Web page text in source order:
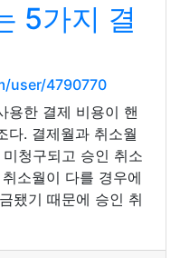
5가지 결
user/4790770
용한 결제 비용이 핸
다. 결제월과 취소월
청구되고 승인 취소
소월이 다를 경우에
됐기 때문에 승인 취